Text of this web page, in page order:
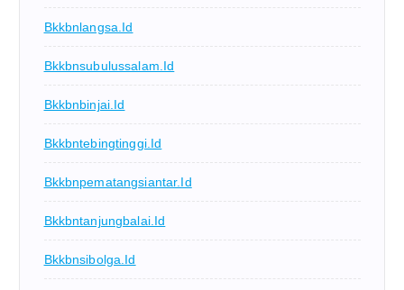
Bkkbnlangsa.id
Bkkbnsubulussalam.id
Bkkbnbinjai.id
Bkkbntebingtinggi.id
Bkkbnpematangsiantar.id
Bkkbntanjungbalai.id
Bkkbnsibolga.id